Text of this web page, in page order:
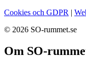
Cookies och GDPR |
© 2026 SO-rummet.se
Om SO-